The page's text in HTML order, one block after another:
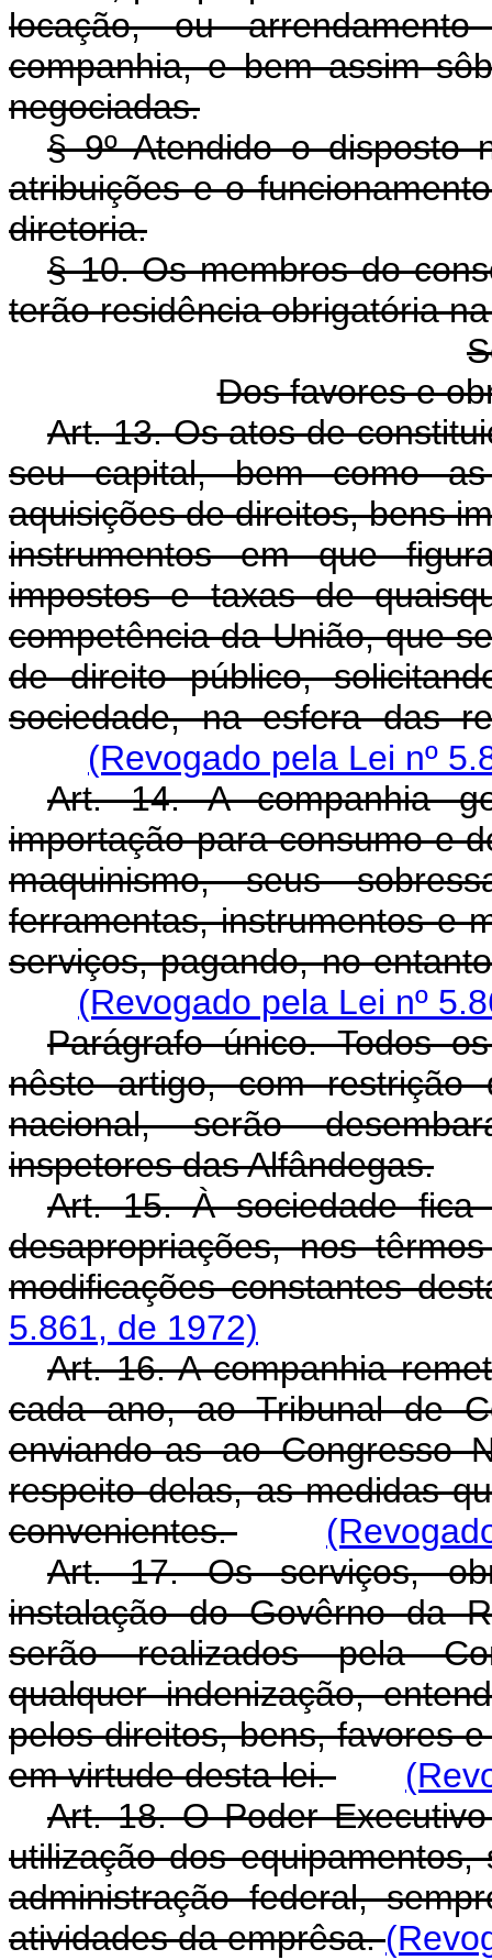
locação, ou
companhia, e bem assim
negociadas.
§ 9º Atendido o disposto
atribuições e o
diretoria.
§ 10. Os membros do
terão residência obrigatória
Dos favores e
Art. 13. Os atos de
seu capital, bem como
aquisições de direitos, bens
instrumentos em que
impostos e taxas de
competência da União, que
de direito público,
sociedade, na esfera das
(Revogado pela Lei nº
Art. 14. A companhia
importação para consumo e
maquinismo, seus
ferramentas, instrumentos e
serviços, pagando, no
(Revogado pela Lei nº
Parágrafo único. Todos
nêste artigo, com restrição
nacional, serão
inspetores das Alfândegas.
Art. 15. À sociedade fica
desapropriações, nos
modificações constantes
5.861, de 1972)
Art. 16. A companhia
cada ano, ao Tribunal de
enviando-as ao Congresso
respeito delas, as medidas
convenientes.
Art. 17. Os serviços,
instalação do Govêrno da
serão realizados pela
qualquer indenização,
pelos direitos, bens, favores
em virtude desta lei.
Art. 18. O Poder
utilização dos
administração federal,
atividades da emprêsa.